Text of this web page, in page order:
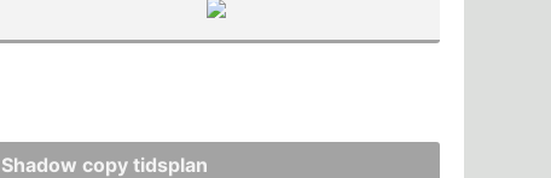
Shadow copy tidsplan